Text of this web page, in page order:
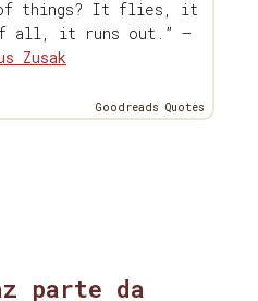
of things? It flies, it
all, it runs out.” —
Zusak
Goodreads Quotes
parte da